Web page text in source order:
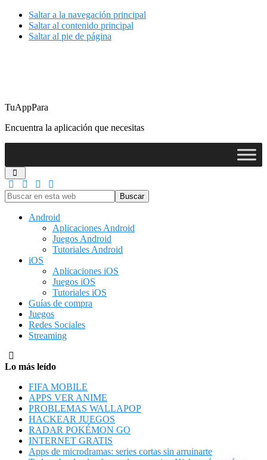
Saltar a la navegación principal
Saltar al contenido principal
Saltar al pie de página
TuAppPara
Encuentra la aplicación que necesitas
Buscar
en
Android
Aplicaciones Android
Juegos Android
Tutoriales Android
iOS
Aplicaciones iOS
Juegos iOS
Tutoriales iOS
Guías de compra
Juegos
Redes Sociales
Streaming
Lo más leído
FIFA MOBILE
APPS VER ANIME
PROBLEMAS WALLAPOP
HACKEAR JUEGOS
RADAR POKÉMON GO
INTERNET GRATIS
Apps de microdramas: series cortas sin arruinarte